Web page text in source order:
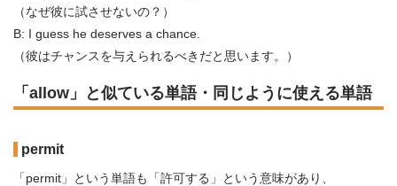
（なぜ彼に試させないの？）
B: I guess he deserves a chance.
（彼はチャンスを与えられるべきだと思います。）
「allow」と似ている単語・同じように使える単語
permit
「permit」という単語も「許可する」という意味があり、